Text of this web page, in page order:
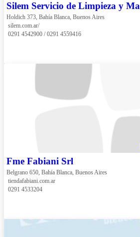
Silem Servicio de Limpieza y
Holdich 373, Bahía Blanca, Buenos Aires
silem.com.ar/
0291 4542900 / 0291 4559416
Fme Fabiani Srl
Belgrano 650, Bahía Blanca, Buenos Aires
tiendafabiani.com.ar
0291 4533204